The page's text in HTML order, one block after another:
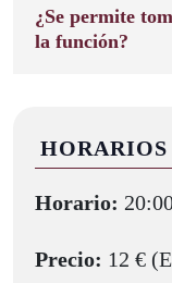
¿Se permite
la función?
HORARIOS
Horario:
Precio: 12 €